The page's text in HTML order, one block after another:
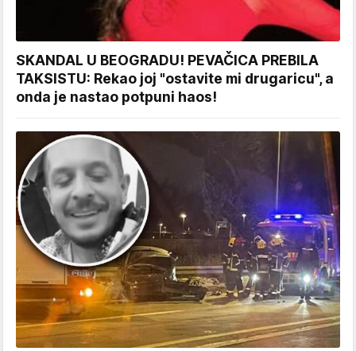
SKANDAL U BEOGRADU! PEVAČICA PREBILA
TAKSISTU: Rekao joj "ostavite mi drugaricu", a
onda je nastao potpuni haos!